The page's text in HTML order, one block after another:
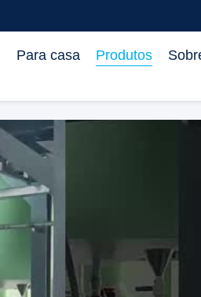
Para casa Produtos